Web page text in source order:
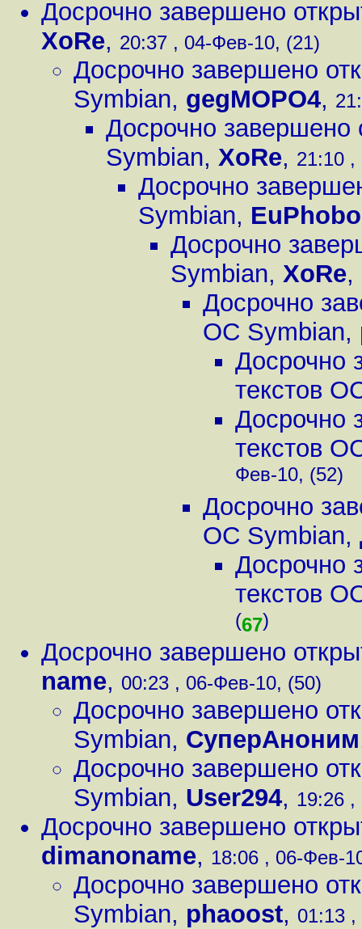
Досрочно завершено
XoRe, 20:37 , 04-Фев-10, (21)
Досрочно завершено
Symbian, gegMOPO4,
Досрочно завершено
Symbian, XoRe, 21:10
Досрочно
Symbian,
Досрочно
Symbian, XoRe,
Досрочно
ОС Symbian,
Досрочно
текстов
Досрочно
текстов
Фев-10, (52)
Досрочно
ОС Symbian,
Досрочно
текстов
(67)
Досрочно завершено
name, 00:23 , 06-Фев-10, (50)
Досрочно завершено
Symbian, СуперАноним
Досрочно завершено
Symbian, User294, 19:26
Досрочно завершено
dimanoname, 18:06 , 06-Фев-
Досрочно завершено
Symbian, phaoost, 01:13